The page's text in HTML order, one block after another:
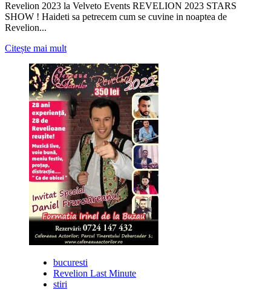
Revelion 2023 la Velveto Events REVELION 2023 STARS
SHOW ! Haideti sa petrecem cum se cuvine in noaptea de
Revelion...
Citește mai multCitește
multe
despre
Revelion
2023
la
Velveto
Events
bucuresti
Revelion Last Minute
stiri